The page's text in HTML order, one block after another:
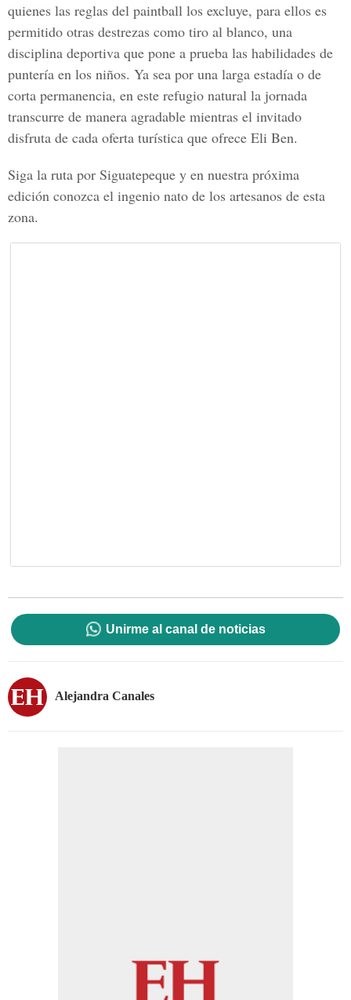
quienes las reglas del paintball los excluye, para ellos es
permitido otras destrezas como tiro al blanco, una
disciplina deportiva que pone a prueba las habilidades de
puntería en los niños. Ya sea por una larga estadía o de
corta permanencia, en este refugio natural la jornada
transcurre de manera agradable mientras el invitado
disfruta de cada oferta turística que ofrece Eli Ben.
Siga la ruta por Siguatepeque y en nuestra próxima
edición conozca el ingenio nato de los artesanos de esta
zona.
Unirme al canal de noticias
Alejandra Canales